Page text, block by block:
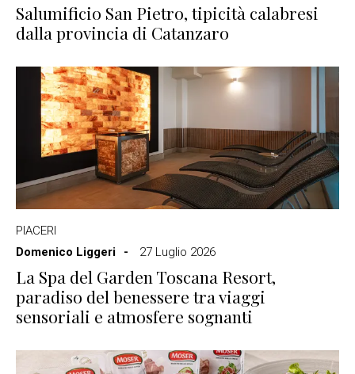
Salumificio San Pietro, tipicità calabresi
dalla provincia di Catanzaro
PIACERI
Domenico Liggeri
27 Luglio 2026
La Spa del Garden Toscana Resort,
paradiso del benessere tra viaggi
sensoriali e atmosfere sognanti